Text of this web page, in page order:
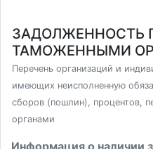
ЗАДОЛЖЕННОСТЬ
ТАМОЖЕННЫМИ
Перечень организаций и
имеющих неисполненную
сборов (пошлин), процентов,
органами
Информация о наличии